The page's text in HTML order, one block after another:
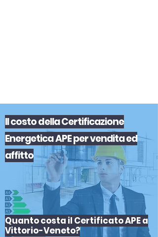
IlcostodellaCertificazione
Energetica APEpervenditaed
affitto
Quanto costa il Certificato APE a
Vittorio-Veneto?